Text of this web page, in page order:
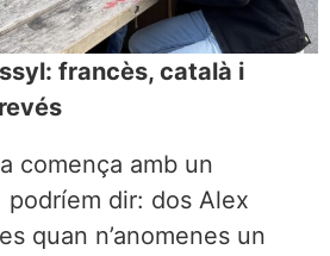
francès, català i
comença amb un
dir: dos Alex
quan n’anomenes un